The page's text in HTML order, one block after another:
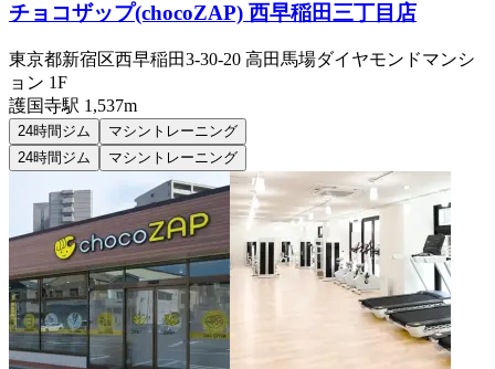
チョコザップ(chocoZAP) 西早稲田三丁目店
東京都新宿区西早稲田3-30-20 高田馬場ダイヤモンドマンシ
ョン 1F
護国寺駅 1,537m
24時間ジム
マシントレーニング
24時間ジム
マシントレーニング